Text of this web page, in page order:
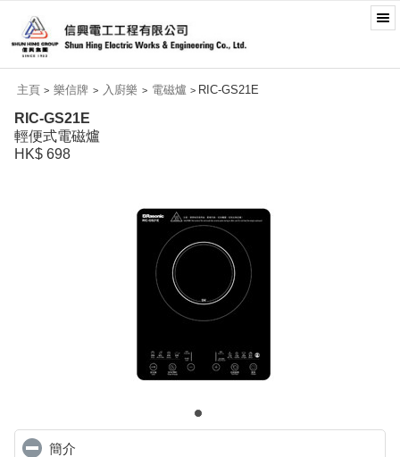
主頁 > 樂信牌 > 入廚樂 > 電磁爐 > RIC-GS21E
RIC-GS21E
輕便式電磁爐
HK$ 698
簡介